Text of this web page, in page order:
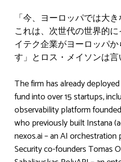
「今、ヨーロッパでは大
これは、次世代の世界的
イテク企業がヨーロッパ
す」とロス・メイソンは言
The firm has already
fund into over 15 startups,
observability platform
who previously built Instana
nexos.ai – an AI
Security co-founders Tomas